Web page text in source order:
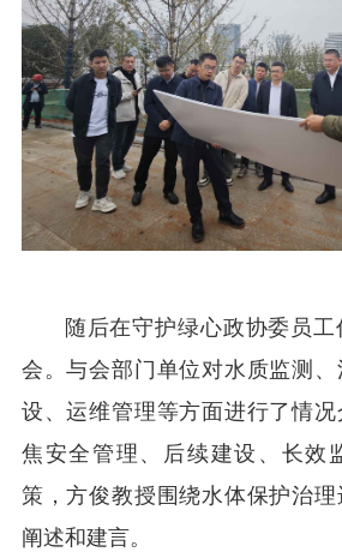
随后在守护绿心政协委员
会。与会部门单位对水质监测
设、运维管理等方面进行了情
焦安全管理、后续建设、长效
策，方俊教授 围绕水体保护治
阐述和建言。